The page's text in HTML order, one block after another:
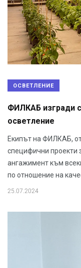
ОСВЕТЛЕНИЕ
ФИЛКАБ изгради
осветление
Екипът на ФИЛКАБ,
специфични проекти
ангажимент към
по отношение на
25.07.2024